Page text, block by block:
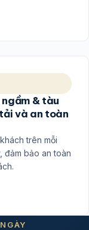
& tàu
và an toàn
trên mỗi
đảm bảo an toàn